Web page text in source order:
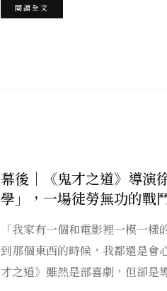
閱讀全文
幕後｜《鬼才之道》導演
學」，一場徒勞無功的戰
「我家有一個和電影裡一模一
到那個東西的時候，我都還是會
才之道》雖然是部喜劇，但卻是